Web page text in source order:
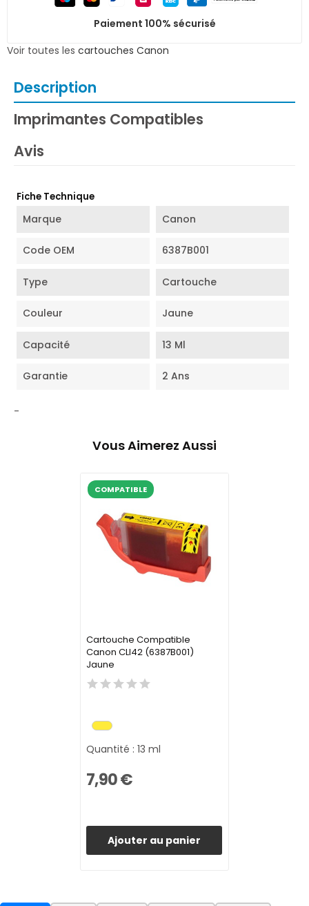
Paiement 100% sécurisé
Voir toutes les cartouches Canon
Description
Imprimantes Compatibles
Avis
Fiche Technique
Marque Canon
Code OEM 6387B001
Type Cartouche
Couleur Jaune
Capacité 13 Ml
Garantie 2 Ans
-
Vous Aimerez Aussi
COMPATIBLE
Cartouche Compatible
Canon CLI42 (6387B001)
Jaune
Quantité : 13 ml
7,90 €
Ajouter au panier